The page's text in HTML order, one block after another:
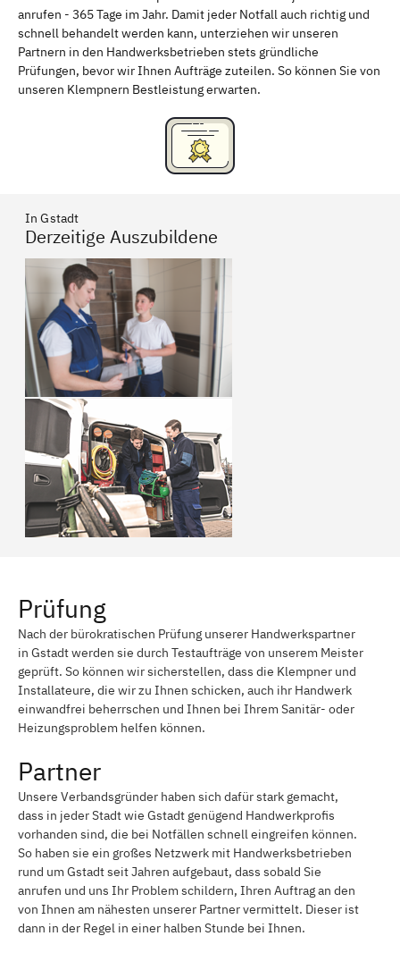
Freising Rudelsdorf, Mittelfranken
anrufen - 365 Tage im Jahr. Damit jeder Notfall auch richtig und
schnell behandelt werden kann, unterziehen wir unseren
Partnern in den Handwerksbetrieben stets gründliche
Prüfungen, bevor wir Ihnen Aufträge zuteilen. So können Sie von
unseren Klempnern Bestleistung erwarten.
In Gstadt
Derzeitige Auszubildene
Prüfung
Nach der bürokratischen Prüfung unserer Handwerkspartner
in Gstadt werden sie durch Testaufträge von unserem Meister
geprüft. So können wir sicherstellen, dass die Klempner und
Installateure, die wir zu Ihnen schicken, auch ihr Handwerk
einwandfrei beherrschen und Ihnen bei Ihrem Sanitär- oder
Heizungsproblem helfen können.
Partner
Unsere Verbandsgründer haben sich dafür stark gemacht,
dass in jeder Stadt wie Gstadt genügend Handwerkprofis
vorhanden sind, die bei Notfällen schnell eingreifen können.
So haben sie ein großes Netzwerk mit Handwerksbetrieben
rund um Gstadt seit Jahren aufgebaut, dass sobald Sie
anrufen und uns Ihr Problem schildern, Ihren Auftrag an den
von Ihnen am nähesten unserer Partner vermittelt. Dieser ist
dann in der Regel in einer halben Stunde bei Ihnen.